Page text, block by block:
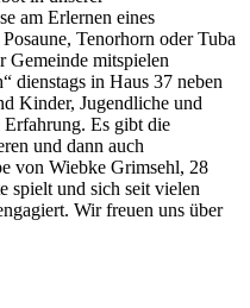
am Erlernen eines
Tenorhorn oder Tuba
Gemeinde mitspielen
dienstags in Haus 37 neben
Kinder, Jugendliche und
Erfahrung. Es gibt die
und dann auch
von Wiebke Grimsehl, 28
spielt und sich seit vielen
Wir freuen uns über